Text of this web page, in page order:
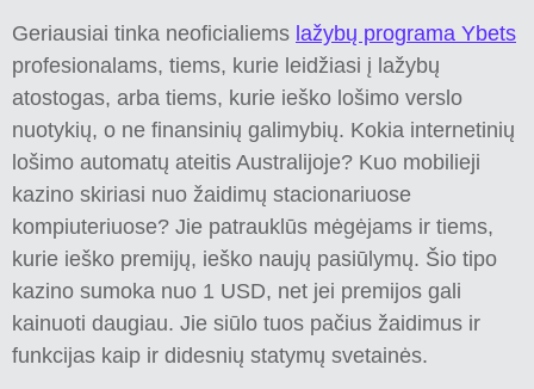
Geriausiai tinka neoficialiems lažybų programa Ybets
profesionalams, tiems, kurie leidžiasi į lažybų
atostogas, arba tiems, kurie ieško lošimo verslo
nuotykių, o ne finansinių galimybių. Kokia internetinių
lošimo automatų ateitis Australijoje? Kuo mobilieji
kazino skiriasi nuo žaidimų stacionariuose
kompiuteriuose? Jie patrauklūs mėgėjams ir tiems,
kurie ieško premijų, ieško naujų pasiūlymų. Šio tipo
kazino sumoka nuo 1 USD, net jei premijos gali
kainuoti daugiau. Jie siūlo tuos pačius žaidimus ir
funkcijas kaip ir didesnių statymų svetainės.